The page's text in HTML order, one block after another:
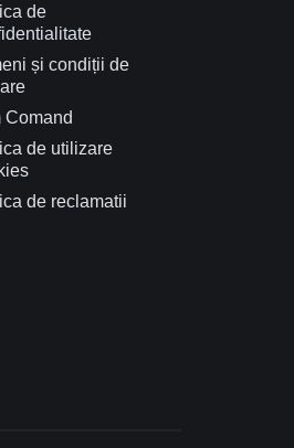
de
și condiții de
Comand
de utilizare
de reclamatii